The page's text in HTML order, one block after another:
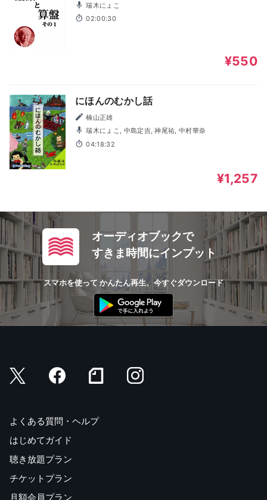
瑞木にょこ
02:00:30
¥550
にほんのむかし話
楠山正雄
瑞木にょこ, 中島定吉, 神尾祐, 中村華奈
04:18:32
¥1,257
オーディオブックで
すきま時間にインプット
スマホを使って かんたん再生、今すぐダウンロード
よくある質問・ヘルプ
はじめてガイド
聴き放題プラン
チケットプラン
月額会員プラン